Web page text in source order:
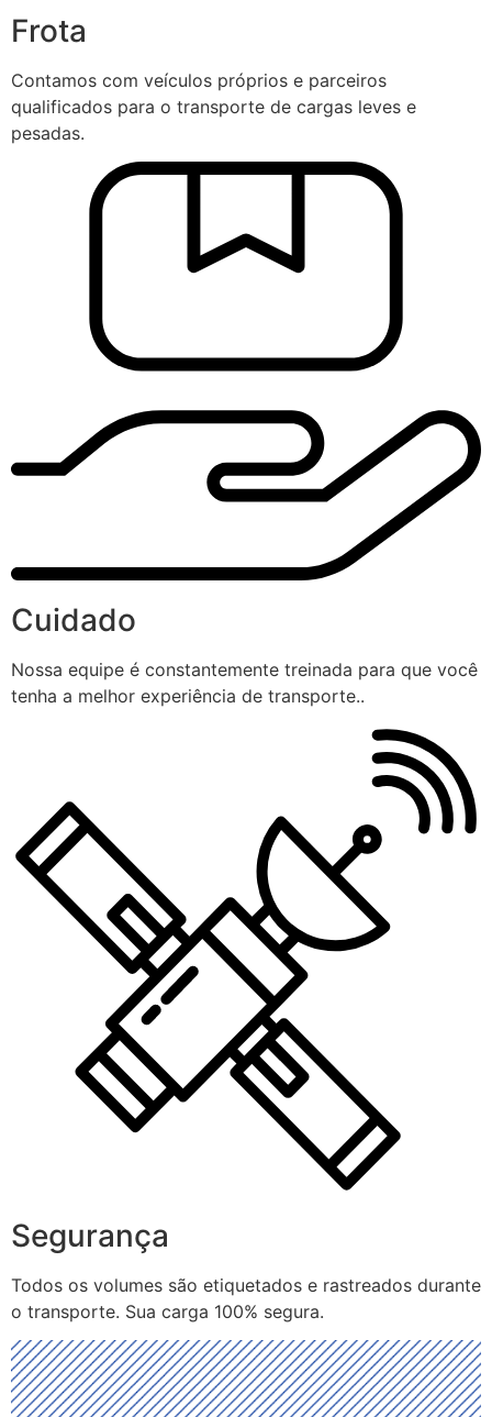
Frota
Contamos com veículos próprios e parceiros
qualificados para o transporte de cargas leves e
pesadas.
Cuidado
Nossa equipe é constantemente treinada para que você
tenha a melhor experiência de transporte..
Segurança
Todos os volumes são etiquetados e rastreados durante
o transporte. Sua carga 100% segura.